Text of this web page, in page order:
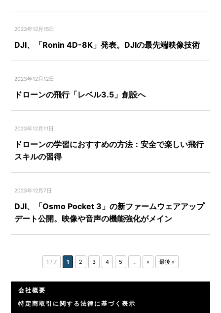
2023年12月15日
DJI、「Ronin 4D-8K」発表。DJIの最先端映像技術
2023年12月12日
ドローンの飛行「レベル3.5」創設へ
2023年12月11日
ドローンの学習におすすめの方法：安全で楽しい飛行
スキルの習得
2023年12月7日
DJI、「Osmo Pocket 3」の新ファームウェアアップ
デート公開。映像や音声の機能強化がメイン
1 / 7 1 2 3 4 5 ... » 最後 »
会社概要
特定商取引に関する法律に基づく表示